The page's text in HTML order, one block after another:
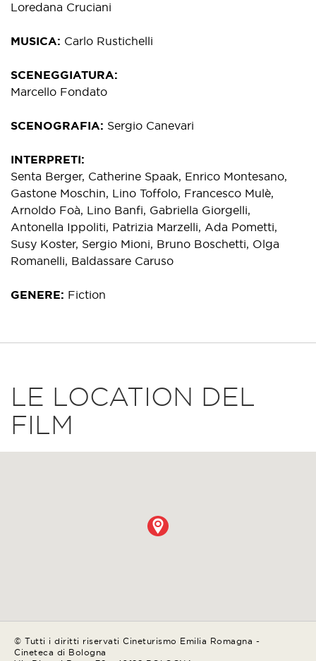
Loredana Cruciani
MUSICA Carlo Rustichelli
SCENEGGIATURA
Marcello Fondato
SCENOGRAFIA Sergio Canevari
INTERPRETI
Senta Berger, Catherine Spaak, Enrico Montesano,
Gastone Moschin, Lino Toffolo, Francesco Mulè,
Arnoldo Foà, Lino Banfi, Gabriella Giorgelli,
Antonella Ippoliti, Patrizia Marzelli, Ada Pometti,
Susy Koster, Sergio Mioni, Bruno Boschetti, Olga
Romanelli, Baldassare Caruso
GENERE Fiction
LE LOCATION DEL
FILM
© Tutti i diritti riservati Cineturismo Emilia Romagna -
Cineteca di Bologna